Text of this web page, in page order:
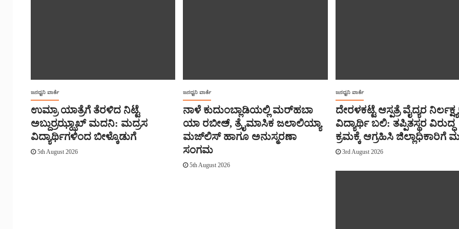
ಜನಧ್ವನಿ ವಾರ್ತೆ
ಉಮ್ರಾ ಯಾತ್ರೆಗೆ ತೆರಳಿದ ನಿಟ್ಟೆ
ಅಬ್ದುರ್ರಝ್ಝಾಖ್ ಮದನಿ: ಮದ್ರಸ
ವಿದ್ಯಾರ್ಥಿಗಳಿಂದ ಬೀಳ್ಕೊಡುಗೆ
5th August 2026
ಜನಧ್ವನಿ ವಾರ್ತೆ
ನಾಳೆ ಕುದುಂಬ್ಲಾಡಿಯಲ್ಲಿ ಮರ್‌‌ಹಬಾ
ಯಾ ರಬೀಅ್, ತ್ರೈಮಾಸಿಕ ಜಲಾಲಿಯ್ಯಾ
ಮಜ್‌‌ಲಿಸ್‌‌ ಹಾಗೂ ಅನುಸ್ಮರಣಾ
ಸಂಗಮ
5th August 2026
ಜನಧ್ವನಿ ವಾರ್ತೆ
ದೇರಳಕಟ್ಟೆ ಆಸ್ಪತ್ರೆ ವೈದ್ಯರ
ವಿದ್ಯಾರ್ಥಿ ಬಲಿ: ತಪ್ಪಿತಸ್ಥರ ವಿರುದ್ಧ
ಕ್ರಮಕ್ಕೆ ಆಗ್ರಹಿಸಿ ಜಿಲ್ಲಾಧಿಕಾರಿಗೆ
3rd August 2026